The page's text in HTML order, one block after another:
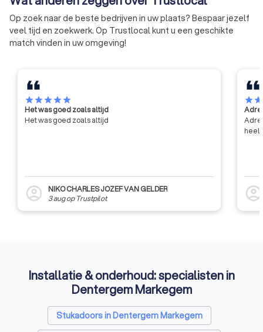
Op zoek naar de beste bedrijven in uw plaats? Bespaar jezelf
veel tijd en zoekwerk. Op Trustlocal kunt u een geschikte
match vinden in uw omgeving!
starstarstarstarstar
Het was goed zoals altijd
Het was goed zoals altijd
account_circle
NIKO CHARLES JOZEF VAN GELDER
3 augop Trustpilot
starstar
heel
account_circle
Installatie & onderhoud: specialisten in
Dentergem Markegem
Stukadoors in Dentergem Markegem